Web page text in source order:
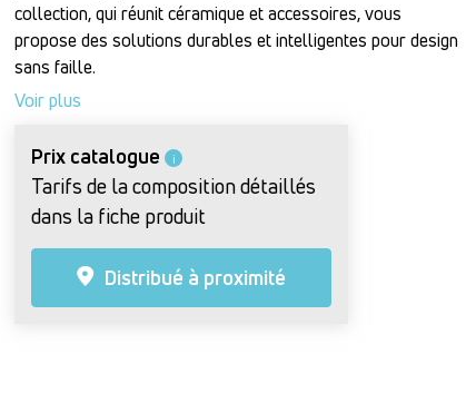
collection, qui réunit céramique et accessoires, vous
propose des solutions durables et intelligentes pour design
sans faille.
Voir plus
Prix catalogue i
Tarifs de la composition détaillés
dans la fiche produit
Distribué à proximité